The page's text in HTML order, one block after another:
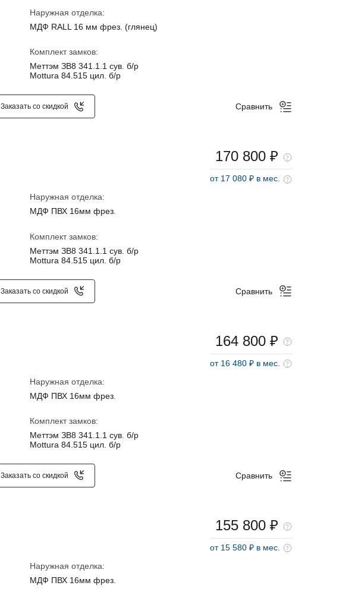
Наружная отделка:
МДФ RALL 16 мм фрез. (глянец)
Комплект замков:
Меттэм ЗВ8 341.1.1 сув. б/р
Mottura 84.515 цил. б/р
Заказать со скидкой Сравнить
Наружная отделка:
МДФ ПВХ 16мм фрез.
Комплект замков:
Меттэм ЗВ8 341.1.1 сув. б/р
Mottura 84.515 цил. б/р
170 800 ₽
от 17 080 ₽ в мес.
Заказать со скидкой Сравнить
Наружная отделка:
МДФ ПВХ 16мм фрез.
Комплект замков:
Меттэм ЗВ8 341.1.1 сув. б/р
Mottura 84.515 цил. б/р
164 800 ₽
от 16 480 ₽ в мес.
Заказать со скидкой Сравнить
Наружная отделка:
МДФ ПВХ 16мм фрез.
155 800 ₽
от 15 580 ₽ в мес.